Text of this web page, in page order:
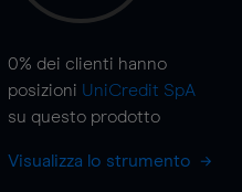
0% dei clienti hanno
posizioni UniCredit SpA
su questo prodotto
Visualizza lo strumento